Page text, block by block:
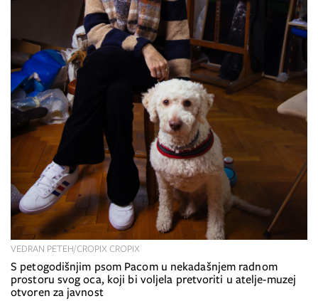
S petogodišnjim psom Pacom u nekadašnjem radnom
prostoru svog oca, koji bi voljela pretvoriti u atelje-muzej
otvoren za javnost
VEDRAN PETEH/CROPIX CROPIX